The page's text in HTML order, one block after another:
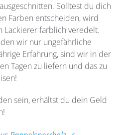
ausgeschnitten. Solltest du dich
Farben entscheiden, wird
Lackierer farblich veredelt.
wir nur ungefährliche
Erfahrung, sind wir in der
Tagen zu liefern und das zu
sein, erhältst du dein Geld